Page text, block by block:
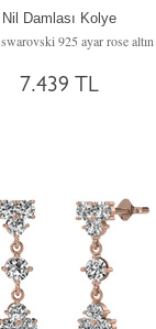
Nil Damlası Kolye
7.439 TL